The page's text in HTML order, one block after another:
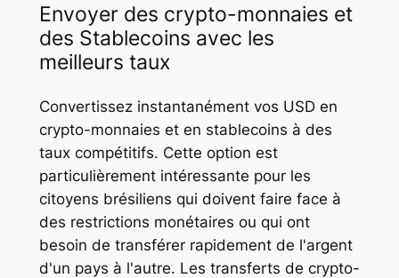
Envoyer des crypto-monnaies et
des Stablecoins avec les
meilleurs taux
Convertissez instantanément vos USD en
crypto-monnaies et en stablecoins à des
taux compétitifs. Cette option est
particulièrement intéressante pour les
citoyens brésiliens qui doivent faire face à
des restrictions monétaires ou qui ont
besoin de transférer rapidement de l'argent
d'un pays à l'autre. Les transferts de crypto-